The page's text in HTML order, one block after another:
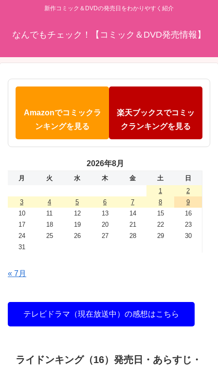
新作コミック＆DVDの発売日をわかりやすく紹介
なんでもチェック！【コミック＆DVD発売情報】
Amazonでコミックラ
ンキングを見る
楽天ブックスでコミッ
クランキングを見る
2026年8月
月 火 水 木 金 土
日
1
2
3
4 5 6 7 8
9
10
11 12 13 14 15
16
17
18 19 20 21 22
23
24
25 26 27 28 29
30
31
« 7月
テレビドラマ（現在放送中）の感想はこちら
ライドンキング（16）発売日・あらすじ・